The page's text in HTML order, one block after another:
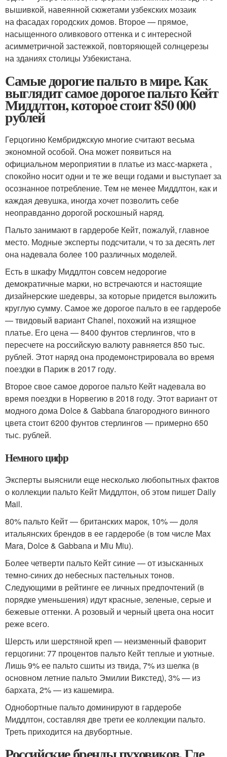
вышивкой, навеянной сюжетами узбекских мозаик
на фасадах городских домов. Второе — прямое,
насыщенного оливкового оттенка и с интересной
асимметричной застежкой, повторяющей солнцерезы
на зданиях столицы Узбекистана.
Самые дорогие пальто в мире. Как
выглядит самое дорогое пальто Кейт
Миддлтон, которое стоит 850 000
рублей
Герцогиню Кембриджскую многие считают весьма
экономной особой. Она может появиться на
официальном мероприятии в платье из масс-маркета ,
спокойно носит одни и те же вещи годами и выступает за
осознанное потребление. Тем не менее Миддлтон, как и
каждая девушка, иногда хочет позволить себе
неоправданно дорогой роскошный наряд.
Пальто занимают в гардеробе Кейт, пожалуй, главное
место. Модные эксперты подсчитали, ч то за десять лет
она надевала более 100 различных моделей.
Есть в шкафу Миддлтон совсем недорогие
демократичные марки, но встречаются и настоящие
дизайнерские шедевры, за которые придется выложить
круглую сумму. Самое же дорогое пальто в ее гардеробе
— твидовый вариант Chanel, похожий на изящное
платье. Его цена — 8400 фунтов стерлингов, что в
пересчете на российскую валюту равняется 850 тыс.
рублей. Этот наряд она продемонстрировала во время
поездки в Париж в 2017 году.
Второе свое самое дорогое пальто Кейт надевала во
время поездки в Норвегию в 2018 году. Этот вариант от
модного дома Dolce & Gabbana благородного винного
цвета стоит 6200 фунтов стерлингов — примерно 650
тыс. рублей.
Немного цифр
Эксперты выяснили еще несколько любопытных фактов
о коллекции пальто Кейт Миддлтон, об этом пишет Daily
Mail.
80% пальто Кейт — британских марок, 10% — доля
итальянских брендов в ее гардеробе (в том числе Max
Mara, Dolce & Gabbana и Miu Miu).
Более четверти пальто Кейт синие — от изысканных
темно-синих до небесных пастельных тонов.
Следующими в рейтинге ее личных предпочтений (в
порядке уменьшения) идут красные, зеленые, серые и
бежевые оттенки. А розовый и черный цвета она носит
реже всего.
Шерсть или шерстяной креп — неизменный фаворит
герцогини: 77 процентов пальто Кейт теплые и уютные.
Лишь 9% ее пальто сшиты из твида, 7% из шелка (в
основном летние пальто Эмилии Викстед), 3% — из
бархата, 2% — из кашемира.
Однобортные пальто доминируют в гардеробе
Миддлтон, составляя две трети ее коллекции пальто.
Треть приходится на двубортные.